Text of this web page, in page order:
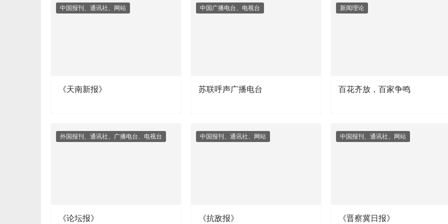
中国报刊、通讯社、网站
《天南新报》
中国广播电台、电视台
苏联呼声广播电台
新闻理论
百花齐放，百家争鸣
外国报刊、通讯社、广播电台、电视台
《论坛报》
中国报刊、通讯社、网站
《抗敌报》
中国报刊、通讯社、网站
《晋察冀日报》